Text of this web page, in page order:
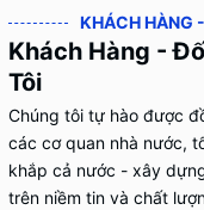
KHÁCH HÀNG
Khách Hàng -
Tôi
Chúng tôi tự hào được
các cơ quan nhà nước,
khắp cả nước - xây
trên niềm tin và chất